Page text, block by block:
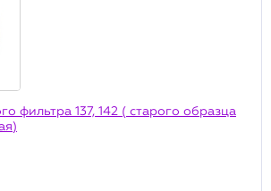
фильтра 137, 142 ( старого образца